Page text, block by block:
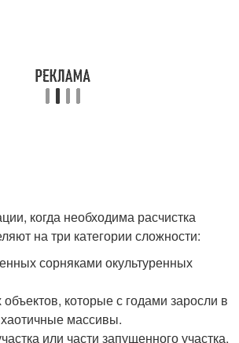
когда необходима расчистка
на три категории сложности:
сорняками окультуренных
которые с годами заросли в
массивы.
или части запущенного участка,